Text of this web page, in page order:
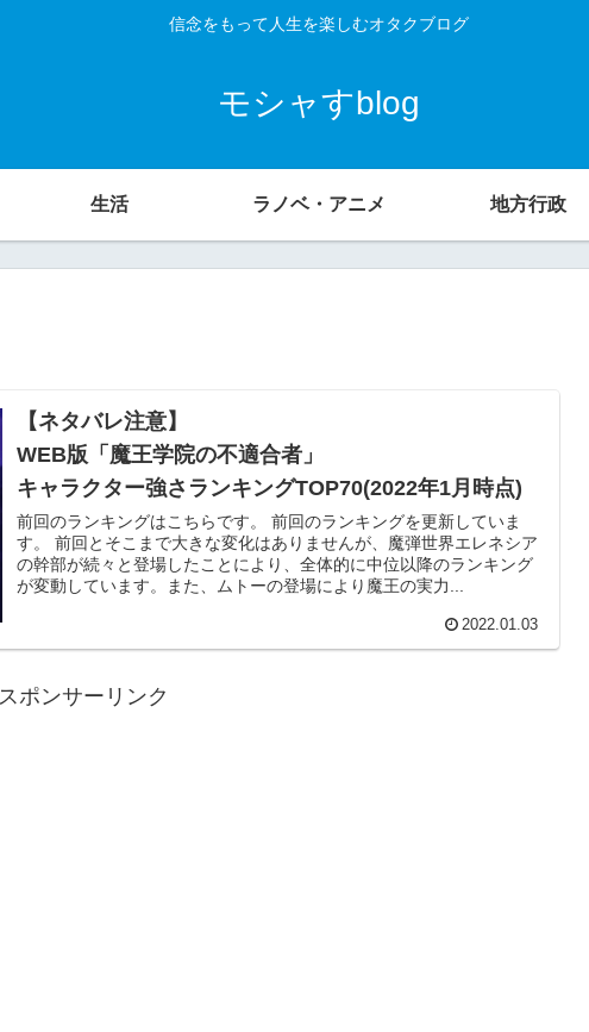
信念をもって人生を楽しむオタクブログ
モシャすblog
生活 ラノベ・アニメ 地方行政
【ネタバレ注意】
WEB版「魔王学院の不適合者」
キャラクター強さランキングTOP70(2022年1月時点)
前回のランキングはこちらです。 前回のランキングを更新していま
す。 前回とそこまで大きな変化はありませんが、魔弾世界エレネシア
の幹部が続々と登場したことにより、全体的に中位以降のランキング
が変動しています。また、ムトーの登場により魔王の実力...
2022.01.03
スポンサーリンク